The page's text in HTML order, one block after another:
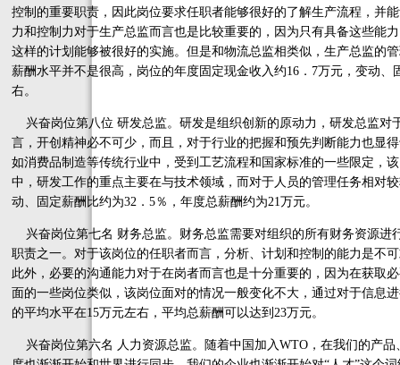
控制的重要职责，因此岗位要求任职者能够很好的了解生产流程，并
力和控制力对于生产总监而言也是比较重要的，因为只有具备这些能
这样的计划能够被很好的实施。但是和物流总监相类似，生产总监的
薪酬水平并不是很高，岗位的年度固定现金收入约16．7万元，变动
右。
兴奋岗位第八位 研发总监。研发是组织创新的原动力，研发总监对
言，开创精神必不可少，而且，对于行业的把握和预先判断能力也显
如消费品制造等传统行业中，受到工艺流程和国家标准的一些限定，
中，研发工作的重点主要在与技术领域，而对于人员的管理任务相对
动、固定薪酬比约为32．5％，年度总薪酬约为21万元。
兴奋岗位第七名 财务总监。财务总监需要对组织的所有财务资源进
职责之一。对于该岗位的任职者而言，分析、计划和控制的能力是不
此外，必要的沟通能力对于在岗者而言也是十分重要的，因为在获取
面的一些岗位类似，该岗位面对的情况一般变化不大，通过对于信息
的平均水平在15万元左右，平均总薪酬可以达到23万元。
兴奋岗位第六名 人力资源总监。随着中国加入WTO，在我们的产